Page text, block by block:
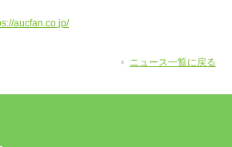
aucfan.co.jp/
ニュース一覧に戻る